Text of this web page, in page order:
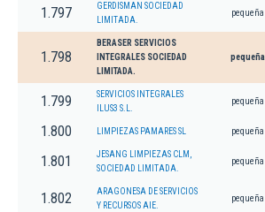
1.797
GERDISMAN SOCIEDAD
LIMITADA.
pequeña
1.798
BERASER SERVICIOS
INTEGRALES SOCIEDAD
LIMITADA.
pequeña
1.799
SERVICIOS INTEGRALES
ILUS3 S.L.
pequeña
1.800 LIMPIEZAS PAMARES SL pequeña
1.801
JESANG LIMPIEZAS CLM,
SOCIEDAD LIMITADA.
pequeña
1.802
ARAGONESA DE SERVICIOS
Y RECURSOS AIE.
pequeña